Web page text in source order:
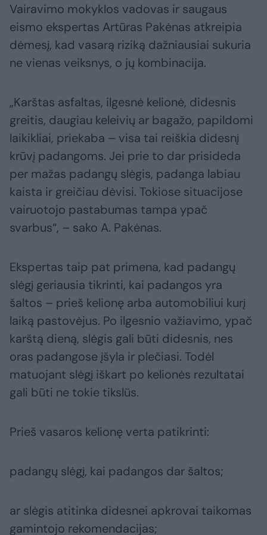
Vairavimo mokyklos vadovas ir saugaus
eismo ekspertas Artūras Pakėnas atkreipia
dėmesį, kad vasarą riziką dažniausiai sukuria
ne vienas veiksnys, o jų kombinacija.
„Karštas asfaltas, ilgesnė kelionė, didesnis
greitis, daugiau keleivių ar bagažo, papildomi
laikikliai, priekaba – visa tai reiškia didesnį
krūvį padangoms. Jei prie to dar prisideda
per mažas padangų slėgis, padanga labiau
kaista ir greičiau dėvisi. Tokiose situacijose
vairuotojo pastabumas tampa ypač
svarbus“, – sako A. Pakėnas.
Ekspertas taip pat primena, kad padangų
slėgį geriausia tikrinti, kai padangos yra
šaltos – prieš kelionę arba automobiliui kurį
laiką pastovėjus. Po ilgesnio važiavimo, ypač
karštą dieną, slėgis gali būti didesnis, nes
oras padangose įšyla ir plečiasi. Todėl
matuojant slėgį iškart po kelionės rezultatai
gali būti ne tokie tikslūs.
Prieš vasaros kelionę verta patikrinti:
padangų slėgį, kai padangos dar šaltos;
ar slėgis atitinka didesnei apkrovai taikomas
gamintojo rekomendacijas;